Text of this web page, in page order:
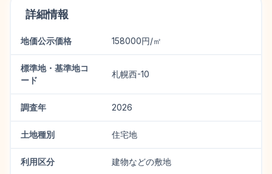
詳細情報
地価公示価格 158000円/㎡
標準地・基準地コ
ード
札幌西-10
調査年 2026
土地種別 住宅地
利用区分 建物などの敷地